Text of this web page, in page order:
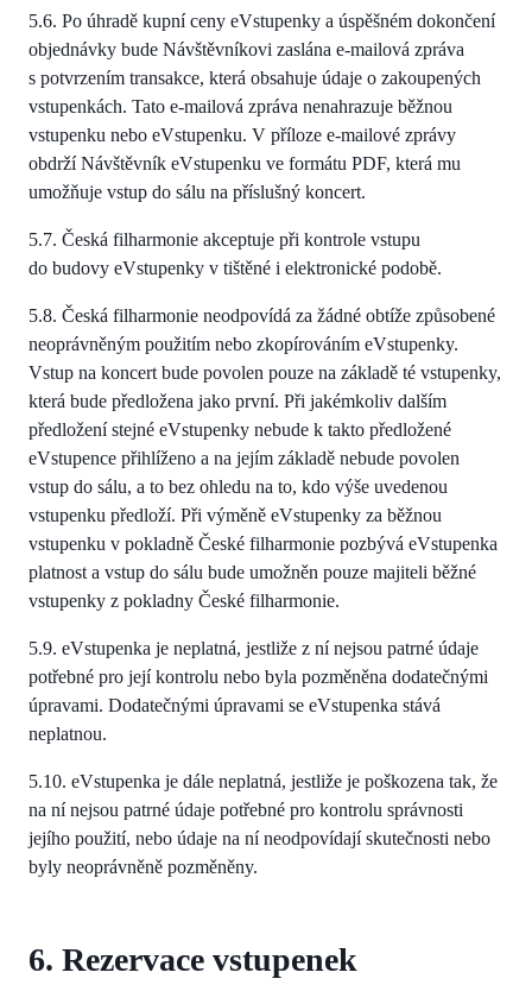
5.6. Po úhradě kupní ceny eVstupenky a úspěšném dokončení
objednávky bude Návštěvníkovi zaslána e-mailová zpráva
s potvrzením transakce, která obsahuje údaje o zakoupených
vstupenkách. Tato e-mailová zpráva nenahrazuje běžnou
vstupenku nebo eVstupenku. V příloze e-mailové zprávy
obdrží Návštěvník eVstupenku ve formátu PDF, která mu
umožňuje vstup do sálu na příslušný koncert.
5.7. Česká filharmonie akceptuje při kontrole vstupu
do budovy eVstupenky v tištěné i elektronické podobě.
5.8. Česká filharmonie neodpovídá za žádné obtíže způsobené
neoprávněným použitím nebo zkopírováním eVstupenky.
Vstup na koncert bude povolen pouze na základě té vstupenky,
která bude předložena jako první. Při jakémkoliv dalším
předložení stejné eVstupenky nebude k takto předložené
eVstupence přihlíženo a na jejím základě nebude povolen
vstup do sálu, a to bez ohledu na to, kdo výše uvedenou
vstupenku předloží. Při výměně eVstupenky za běžnou
vstupenku v pokladně České filharmonie pozbývá eVstupenka
platnost a vstup do sálu bude umožněn pouze majiteli běžné
vstupenky z pokladny České filharmonie.
5.9. eVstupenka je neplatná, jestliže z ní nejsou patrné údaje
potřebné pro její kontrolu nebo byla pozměněna dodatečnými
úpravami. Dodatečnými úpravami se eVstupenka stává
neplatnou.
5.10. eVstupenka je dále neplatná, jestliže je poškozena tak, že
na ní nejsou patrné údaje potřebné pro kontrolu správnosti
jejího použití, nebo údaje na ní neodpovídají skutečnosti nebo
byly neoprávněně pozměněny.
6. Rezervace vstupenek